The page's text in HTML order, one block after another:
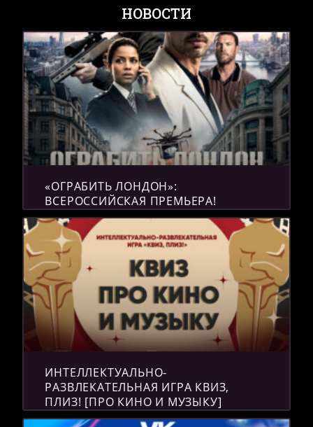
НОВОСТИ
«ОГРАБИТЬ ЛОНДОН»:
ВСЕРОССИЙСКАЯ ПРЕМЬЕРА!
ИНТЕЛЛЕКТУАЛЬНО-
РАЗВЛЕКАТЕЛЬНАЯ ИГРА КВИЗ,
ПЛИЗ! [ПРО КИНО И МУЗЫКУ]